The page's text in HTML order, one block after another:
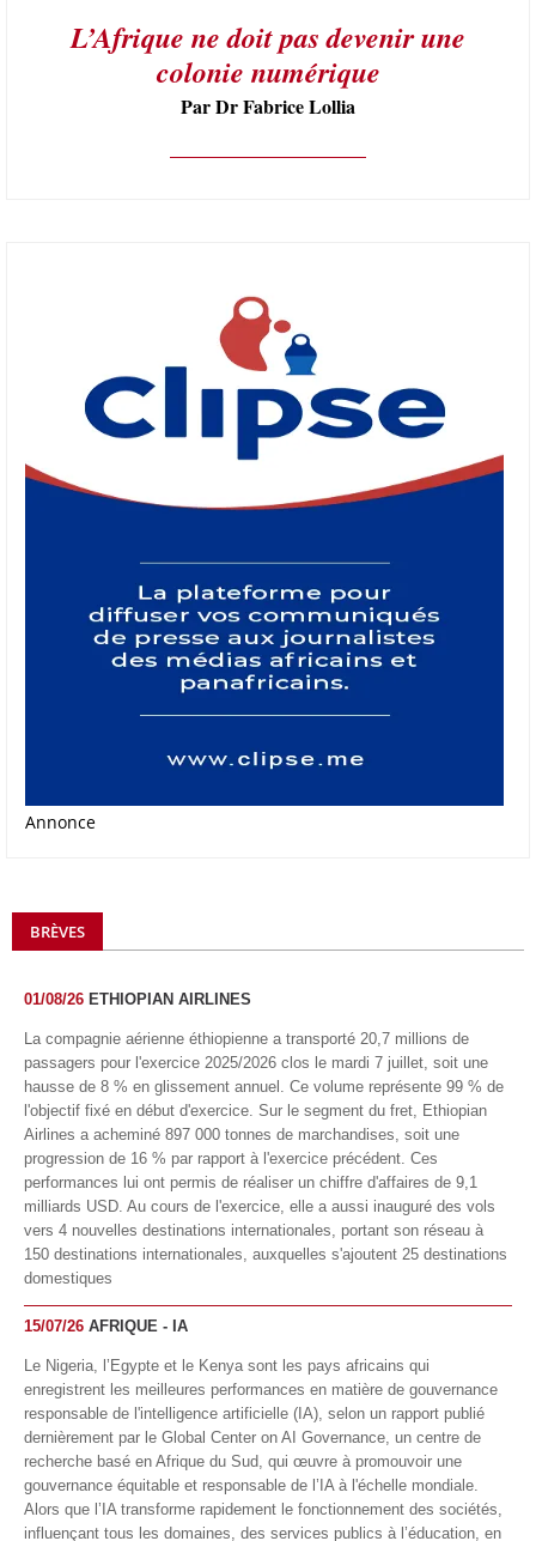
L’Afrique ne doit pas devenir une
colonie numérique
Par Dr Fabrice Lollia
Annonce
BRÈVES
01/08/26 ETHIOPIAN AIRLINES
La compagnie aérienne éthiopienne a transporté 20,7 millions de
passagers pour l'exercice 2025/2026 clos le mardi 7 juillet, soit une
hausse de 8 % en glissement annuel. Ce volume représente 99 % de
l'objectif fixé en début d'exercice. Sur le segment du fret, Ethiopian
Airlines a acheminé 897 000 tonnes de marchandises, soit une
progression de 16 % par rapport à l'exercice précédent. Ces
performances lui ont permis de réaliser un chiffre d'affaires de 9,1
milliards USD. Au cours de l'exercice, elle a aussi inauguré des vols
vers 4 nouvelles destinations internationales, portant son réseau à
150 destinations internationales, auxquelles s'ajoutent 25 destinations
domestiques
15/07/26 AFRIQUE - IA
Le Nigeria, l’Egypte et le Kenya sont les pays africains qui
enregistrent les meilleures performances en matière de gouvernance
responsable de l'intelligence artificielle (IA), selon un rapport publié
dernièrement par le Global Center on AI Governance, un centre de
recherche basé en Afrique du Sud, qui œuvre à promouvoir une
gouvernance équitable et responsable de l’IA à l'échelle mondiale.
Alors que l’IA transforme rapidement le fonctionnement des sociétés,
influençant tous les domaines, des services publics à l’éducation, en